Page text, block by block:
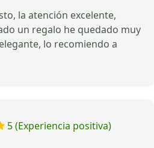
la atención excelente,
un regalo he quedado muy
lo recomiendo a
5 (Experiencia positiva)